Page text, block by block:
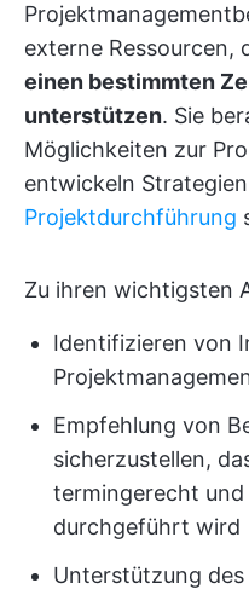
externe Ressourcen,
einen bestimmten
unterstützen. Sie
Möglichkeiten zur
entwickeln
Projektdurchführung
Zu ihren wichtigsten
Identifizieren von
Empfehlung von
sicherzustellen,
termingerecht
durchgeführt wird
Unterstützung